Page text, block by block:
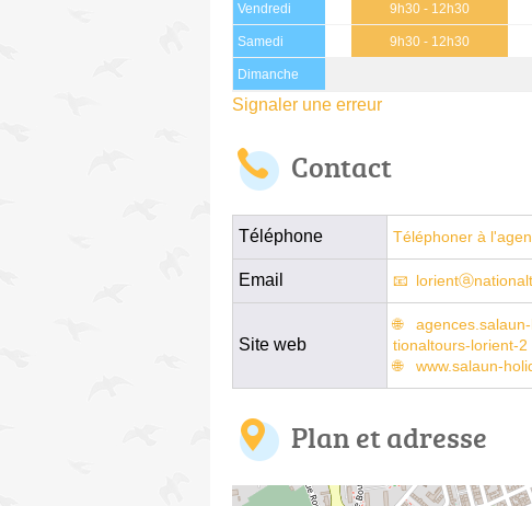
Vendredi 9h30 - 12h30
Samedi 9h30 - 12h30
Dimanche
Signaler une erreur
Contact
Téléphone Téléphoner à
Email
Site web
tionaltours-lorient-2
www.salaun-
Plan et adresse